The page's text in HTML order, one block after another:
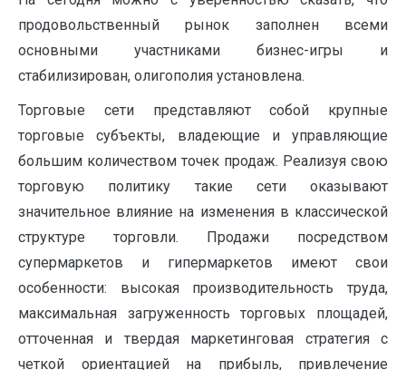
продовольственный рынок заполнен всеми
основными участниками бизнес-игры и
стабилизирован, олигополия установлена.
Торговые сети представляют собой крупные
торговые субъекты, владеющие и управляющие
большим количеством точек продаж. Реализуя свою
торговую политику такие сети оказывают
значительное влияние на изменения в классической
структуре торговли. Продажи посредством
супермаркетов и гипермаркетов имеют свои
особенности: высокая производительность труда,
максимальная загруженность торговых площадей,
отточенная и твердая маркетинговая стратегия с
четкой ориентацией на прибыль, привлечение